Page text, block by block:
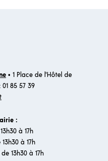
• 1 Place de l'Hôtel de
01 85 57 39
:
à 17h
à 17h
13h30 à 17h